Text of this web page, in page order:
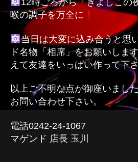
12時ごろから「きよしこの
喉の調子を万全に
当日は大変に込み合うと思
ド名物「相席」をお願いしま
えて友達をいっぱい作って下
以上ご不明な点が御座いまし
お問い合わせ下さい。
電話0242-24-1067
マゲンド 店長 玉川